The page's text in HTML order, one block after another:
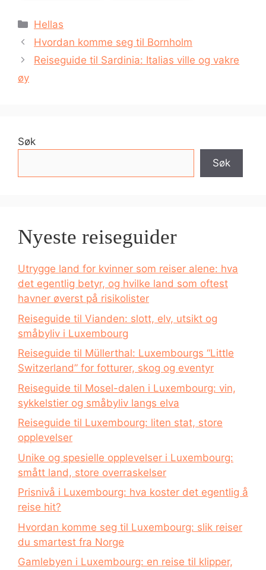
Kategorier
Hellas
Hvordan komme seg til Bornholm
Reiseguide til Sardinia: Italias ville og vakre
øy
Søk
Søk
Nyeste reiseguider
Utrygge land for kvinner som reiser alene: hva
det egentlig betyr, og hvilke land som oftest
havner øverst på risikolister
Reiseguide til Vianden: slott, elv, utsikt og
småbyliv i Luxembourg
Reiseguide til Müllerthal: Luxembourgs “Little
Switzerland” for fotturer, skog og eventyr
Reiseguide til Mosel-dalen i Luxembourg: vin,
sykkelstier og småbyliv langs elva
Reiseguide til Luxembourg: liten stat, store
opplevelser
Unike og spesielle opplevelser i Luxembourg:
smått land, store overraskelser
Prisnivå i Luxembourg: hva koster det egentlig å
reise hit?
Hvordan komme seg til Luxembourg: slik reiser
du smartest fra Norge
Gamlebyen i Luxembourg: en reise til klipper,